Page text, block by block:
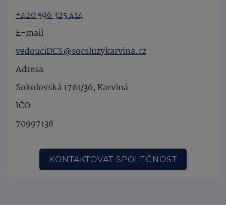
+420 596 325 414
E-mail
vedouciDCS@socsluzykarvina.cz
Adresa
Sokolovská 1761/36, Karviná
IČO
70997136
KONTAKTOVAT SPOLEČNOST